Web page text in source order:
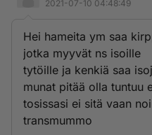
2021-07-10 04:48:49
Hei hameita ym saa
jotka myyvät ns isoille
tytöille ja kenkiä saa
munat pitää olla tuntuu
tosissasi ei sitä vaan
transmummo